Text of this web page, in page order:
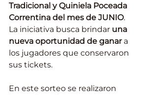
Tradicional y Quiniela Poceada
Correntina del mes de JUNIO.
La iniciativa busca brindar una
nueva oportunidad de ganar a
los jugadores que conservaron
sus tickets.
En este sorteo se realizaron